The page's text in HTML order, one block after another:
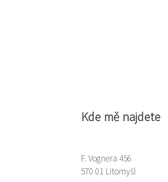
Kde mě najdete
F. Vognera 456
570 01 Litomyšl